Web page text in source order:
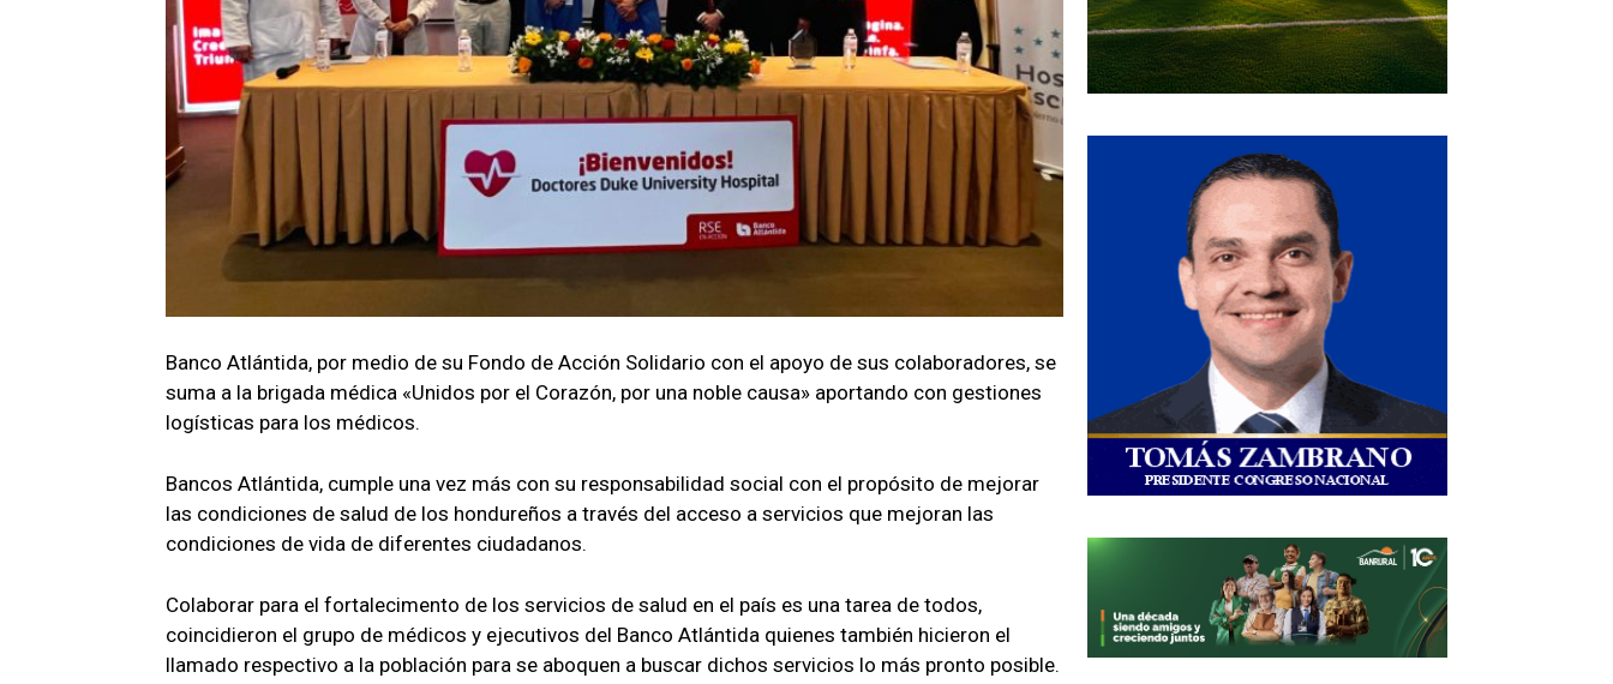
Banco Atlántida, por medio de su Fondo de Acción Solidario con el apoyo de sus colaboradores, se
suma a la brigada médica «Unidos por el Corazón, por una noble causa» aportando con gestiones
logísticas para los médicos.
Bancos Atlántida, cumple una vez más con su responsabilidad social con el propósito de mejorar
las condiciones de salud de los hondureños a través del acceso a servicios que mejoran las
condiciones de vida de diferentes ciudadanos.
Colaborar para el fortalecimento de los servicios de salud en el país es una tarea de todos,
coincidieron el grupo de médicos y ejecutivos del Banco Atlántida quienes también hicieron el
llamado respectivo a la población para se aboquen a buscar dichos servicios lo más pronto posible.